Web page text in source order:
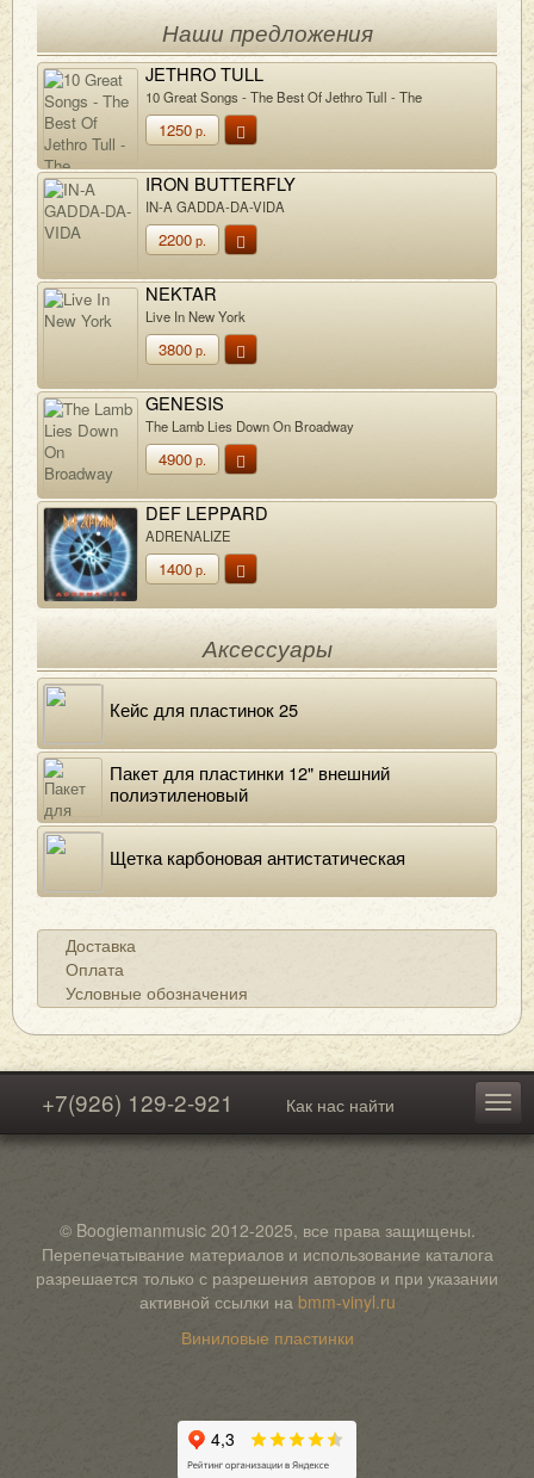
Наши предложения
JETHRO TULL
10 Great Songs - The Best Of Jethro Tull - The
Anniversary Collection
1250р.
IRON BUTTERFLY
IN-A GADDA-DA-VIDA
2200р.
NEKTAR
Live In New York
3800р.
GENESIS
The Lamb Lies Down On Broadway
4900р.
DEF LEPPARD
ADRENALIZE
1400р.
Аксессуары
Кейс для пластинок 25
Пакет для пластинки 12" внешний
полиэтиленовый
Щетка карбоновая антистатическая
Доставка
Оплата
Условные обозначения
+7(926) 129-2-921 Как нас найти
© Boogiemanmusic 2012-2025, все права защищены.
Перепечатывание материалов и использование каталога
разрешается только с разрешения авторов и при указании
активной ссылки на bmm-vinyl.ru
Виниловые пластинки